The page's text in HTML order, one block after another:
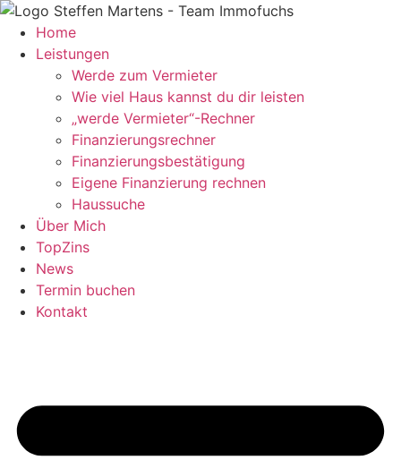
Zum
Inhalt
springen
Home
Leistungen
Werde zum Vermieter
Wie viel Haus kannst du dir leisten
„werde Vermieter“-Rechner
Finanzierungsrechner
Finanzierungsbestätigung
Eigene Finanzierung rechnen
Haussuche
Über Mich
TopZins
News
Termin buchen
Kontakt